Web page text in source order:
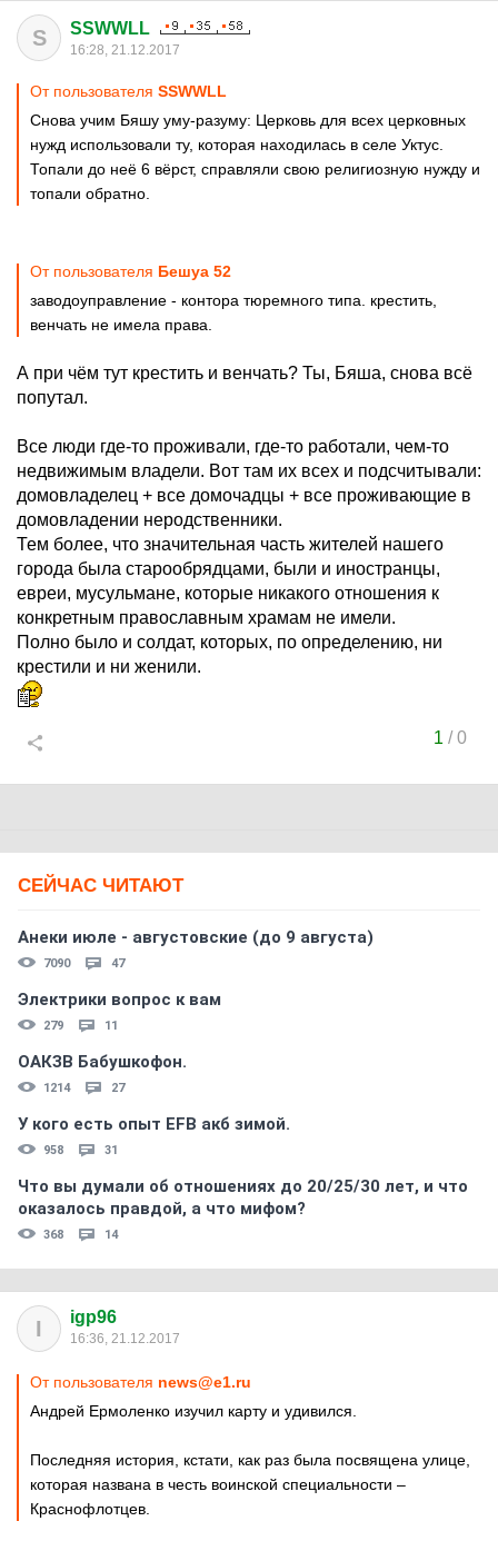
S SSWWLL
16:28, 21.12.2017
От пользователя SSWWLL
Снова учим Бяшу уму-разуму: Церковь для всех церковных
нужд использовали ту, которая находилась в селе Уктус.
Топали до неё 6 вёрст, справляли свою религиозную нужду и
топали обратно.
От пользователя Бешуа 52
заводоуправление - контора тюремного типа. крестить,
венчать не имела права.
А при чём тут крестить и венчать? Ты, Бяша, снова всё
попутал.
Все люди где-то проживали, где-то работали, чем-то
недвижимым владели. Вот там их всех и подсчитывали:
домовладелец + все домочадцы + все проживающие в
домовладении неродственники.
Тем более, что значительная часть жителей нашего
города была старообрядцами, были и иностранцы,
евреи, мусульмане, которые никакого отношения к
конкретным православным храмам не имели.
Полно было и солдат, которых, по определению, ни
крестили и ни женили.
1 /0
СЕЙЧАС ЧИТАЮТ
Анеки июле - августовские (до 9 августа)
7090 47
Электрики вопрос к вам
279 11
ОАКЗВ Бабушкофон.
1214 27
У кого есть опыт EFB акб зимой.
958 31
Что вы думали об отношениях до 20/25/30 лет, и что
оказалось правдой, а что мифом?
368 14
I igp96
16:36, 21.12.2017
От пользователя news@e1.ru
Андрей Ермоленко изучил карту и удивился.
Последняя история, кстати, как раз была посвящена улице,
которая названа в честь воинской специальности –
Краснофлотцев.